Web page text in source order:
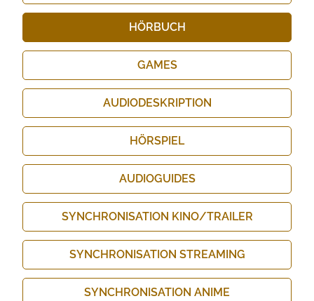
HÖRBUCH
GAMES
AUDIO­DESKRIPTION
HÖRSPIEL
AUDIOGUIDES
SYNCHRONISATION KINO/​TRAILER
SYNCHRONISATION STREAMING
SYNCHRONISATION ANIME